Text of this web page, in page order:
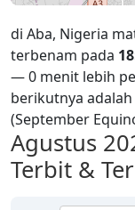
di Aba, Nigeria
terbenam pada
— 0 menit lebih
berikutnya adalah
(September
Agustus
Terbit &